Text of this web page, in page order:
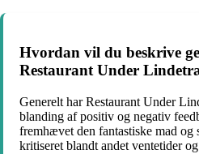
Hvordan vil du beskrive
Restaurant Under
Generelt har Restaurant Under
blanding af positiv og negativ
fremhævet den fantastiske mad og
kritiseret blandt andet ventetider